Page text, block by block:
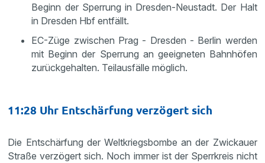
Beginn der Sperrung in Dresden-Neustadt. Der Halt
in Dresden Hbf entfällt.
EC-Züge zwischen Prag - Dresden - Berlin werden
mit Beginn der Sperrung an geeigneten Bahnhöfen
zurückgehalten. Teilausfälle möglich.
11:28 Uhr Entschärfung verzögert sich
Die Entschärfung der Weltkriegsbombe an der Zwickauer
Straße verzögert sich. Noch immer ist der Sperrkreis nicht